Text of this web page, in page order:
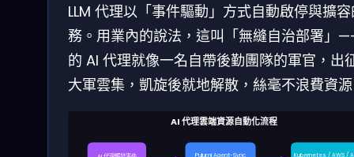
LLM 代理以「事件驅動」方式自動啟停與擴
務。用業內的說法，這叫「無縫自治部署」
的 AI 代理就像一名自帶後勤團隊的軍官，出
大軍雲集，凱旋後就地解散，絲毫不浪費資
AI 代理雲端資源自動化流程
Pulumi Agent-Sync
Kubernetes / AWS /